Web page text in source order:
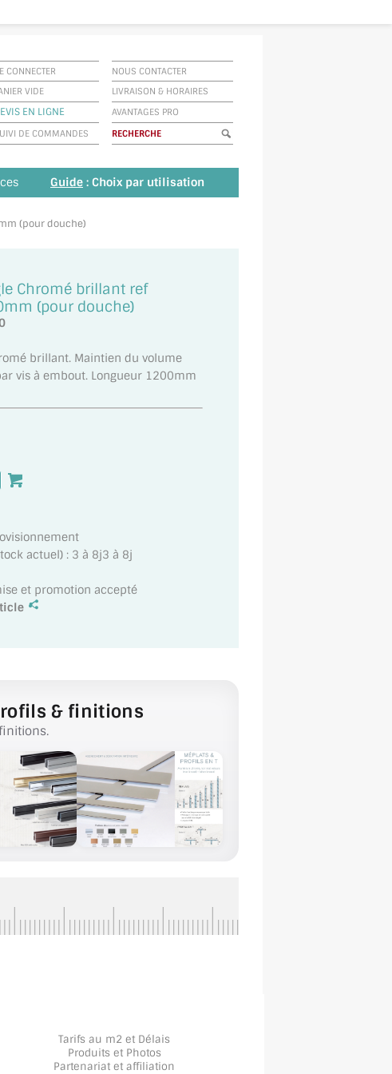
CONNECTER
NOUS CONTACTER
VIDE
LIVRAISON & HORAIRES
EN LIGNE
AVANTAGES PRO
DE COMMANDES
Guide : Choix par utilisation
(pour douche)
Chromé brillant ref
(pour douche)
brillant. Maintien du volume
vis à embout. Longueur 1200mm
actuel) : 3 à 8j3 à 8j
et promotion accepté
& finitions
Tarifs au m2 et Délais
Produits et Photos
Partenariat et affiliation